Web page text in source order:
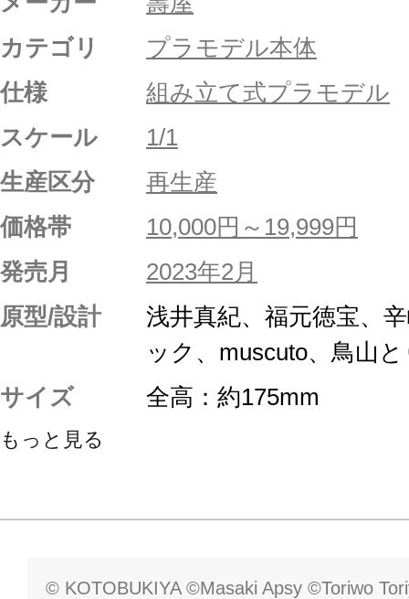
カテゴリ
プラモデル本体
仕様
組み立て式プラモデル
スケール
1/1
生産区分
再生産
価格帯
10,000円～19,999円
発売月
2023年2月
原型/設計
浅井真紀、福元徳宝、
ック、muscuto、鳥山
サイズ
全高：約175mm
もっと見る
© KOTOBUKIYA ©Masaki Apsy ©Toriwo